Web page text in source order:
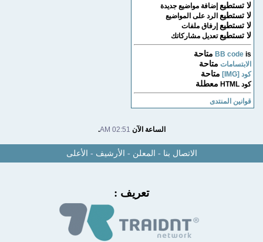
لا تستطيعإضافة مواضيع جديدة
لا تستطيعالرد على المواضيع
لا تستطيعإرفاق ملفات
لا تستطيعتعديل مشاركاتك
BB codeis متاحة
الابتسامات متاحة
كود [IMG] متاحة
كود HTML معطلة
قوانين المنتدى
الساعة الآن02:51 AM
.
الاتصال بنا-المعلن-الأرشيف -الأعلى
تعريف :